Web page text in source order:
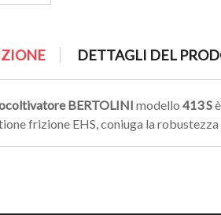
DETTAGLI DEL
BERTOLINI modello 413S
frizione EHS, coniuga la